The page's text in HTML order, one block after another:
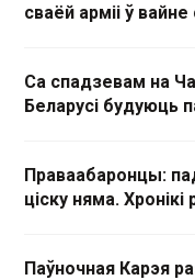
сваёй арміі ў
Са спадзевам на
Беларусі будуюць
Праваабаронцы:
ціску няма. Хронікі
Паўночная Карэя